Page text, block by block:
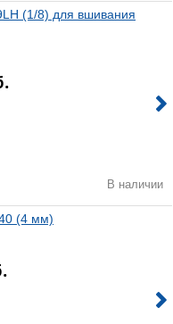
(1/8) для вшивания
В наличии
(4 мм)